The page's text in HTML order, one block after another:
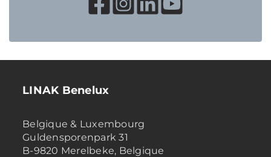
LINAK Benelux
Belgique & Luxembourg
Guldensporenpark 31
B-9820 Merelbeke, Belgique